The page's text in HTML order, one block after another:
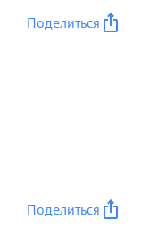
Поделиться
Поделиться